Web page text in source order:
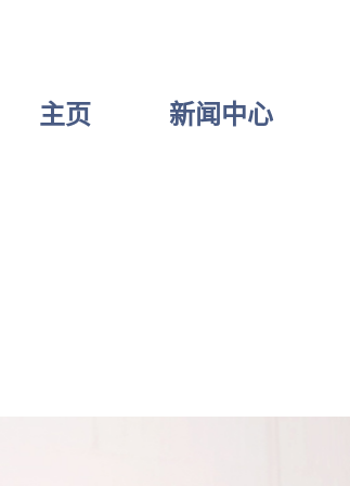
主页 新闻中心